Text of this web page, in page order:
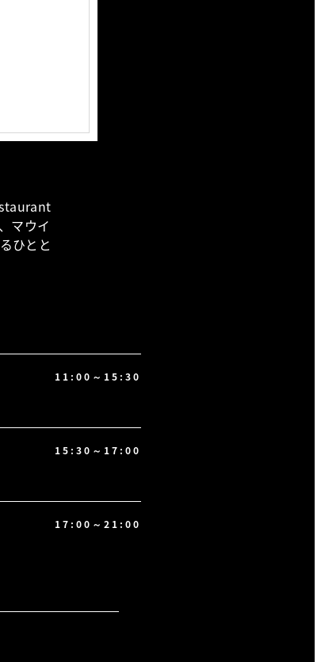
マウイ
ひとと
11:00～15:30
15:30～17:00
17:00～21:00